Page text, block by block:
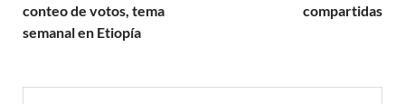
conteo de votos, tema
semanal en Etiopía
compartidas